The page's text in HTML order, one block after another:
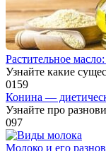
Растительное
Узнайте какие
0159
Конина —
Узнайте про
097
Молоко и его